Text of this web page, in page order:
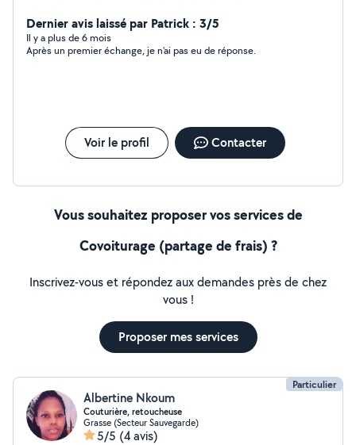
maison avec jardin clôturé et pouvons proposer nos
services de pet sitter à domicile. Ma grand fille de 18
ans, peut également garder vos enfants le soir ou
Dernier avis laissé par Patrick : 3/5
Il y a plus de 6 mois
Après un premier échange, je n'ai pas eu de réponse.
Voir le profil Contacter
Vous souhaitez proposer vos services de
Covoiturage (partage de frais) ?
Inscrivez-vous et répondez aux demandes près de chez
vous !
Proposer mes services
Particulier
Albertine Nkoum
Couturière, retoucheuse
Grasse (Secteur Sauvegarde)
5/5 (4 avis)